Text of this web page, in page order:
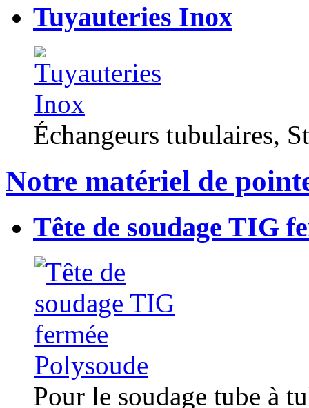
Tuyauteries Inox
Échangeurs tubulaires,
Notre matériel de
Tête de soudage TIG
Pour le soudage tube à